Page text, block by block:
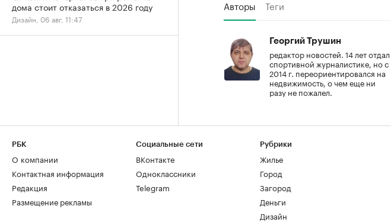
Авторы Теги
Георгий Трушин
редактор новостей. 14 лет отдал
спортивной журналистике, но с
2014 г. переориентировался на
недвижимость, о чем еще ни
разу не пожалел.
дома стоит отказаться в 2026 году
Дизайн, 06 авг, 11:47
РБК
О компании
Контактная информация
Редакция
Размещение рекламы
Социальные сети
ВКонтакте
Одноклассники
Telegram
Рубрики
Жилье
Город
Загород
Деньги
Дизайн